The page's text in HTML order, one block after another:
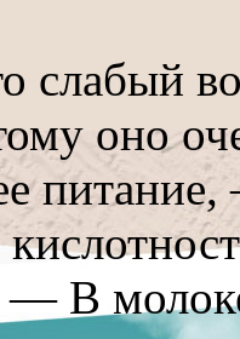
оно
питание,
В молоке